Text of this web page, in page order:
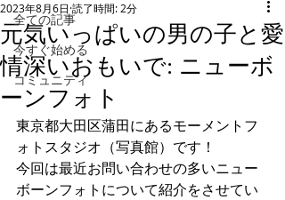
全ての記事
今すぐ始める
コミュニティ
元気いっぱいの男の子と愛
情深いおもいで: ニューボ
ーンフォト
2023年8月6日 読了時間: 2分
東京都大田区蒲田にあるモーメントフ
ォトスタジオ（写真館）です！
今回は最近お問い合わせの多いニュー
ボーンフォトについて紹介をさせてい